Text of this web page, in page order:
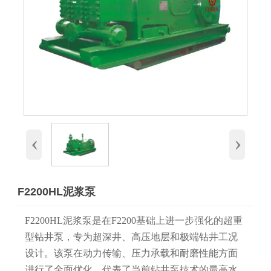
‹ ›
F2200HL泥浆泵
F2200HL泥浆泵是在F2200基础上进一步强化的超重
型钻井泵，专为超深井、高压地层和极端钻井工况
设计。该泵在动力传输、压力承载和耐磨性能方面